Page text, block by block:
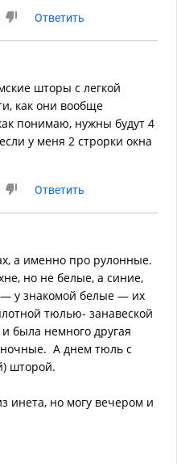
Ответить
шторы с легкой
как они вообще
понимаю, нужны будут 4
у меня 2 строрки окна
Ответить
а именно про рулонные.
но не белые, а синие,
— у знакомой белые — их
тюлью- занавеской
была немного другая
А днем тюль с
шторой.
инета, но могу вечером и